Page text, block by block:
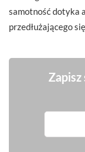
samotność dotyka
przedłużającego